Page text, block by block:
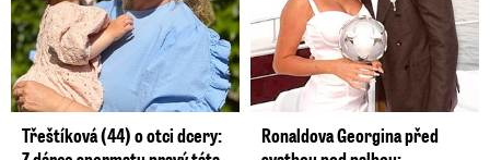
Třeštíková (44) o otci dcery:
Ronaldova Georgina před